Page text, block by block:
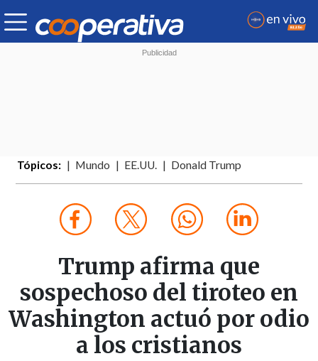
Tópicos: Mundo EE.UU. Donald Trump
Trump afirma que
sospechoso del tiroteo en
Washington actuó por odio
a los cristianos